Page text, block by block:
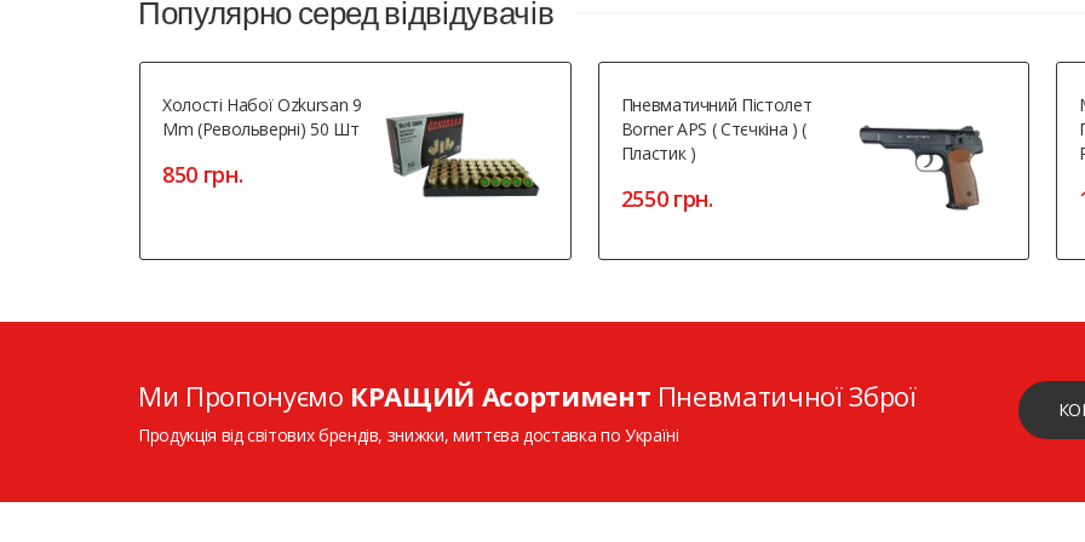
Популярно серед відвідувачів
Холості Набої Ozkursan 9
Mm (револьверні) 50 Шт
850 грн.
Пневматичний Пістолет
Borner APS ( Стєчкіна ) (
Пластик )
2550 грн.
Ми Пропонуємо КРАЩИЙ Асортимент Пневматичної Зброї
Продукція від світових брендів, знижки, миттєва доставка по Україні